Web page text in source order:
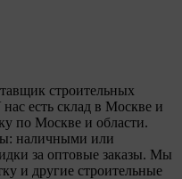
строительных
есть склад в Москве и
по Москве и области.
наличными или
за оптовые заказы. Мы
и другие строительные